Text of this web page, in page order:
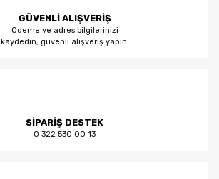
GÜVENLİ ALIŞVERİŞ
Ödeme ve adres bilgilerinizi
kaydedin, güvenli alışveriş yapın.
SİPARİŞ DESTEK
0 322 530 00 13